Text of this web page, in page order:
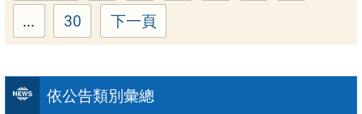
依公告類別彙總
...
Page
30 下一頁